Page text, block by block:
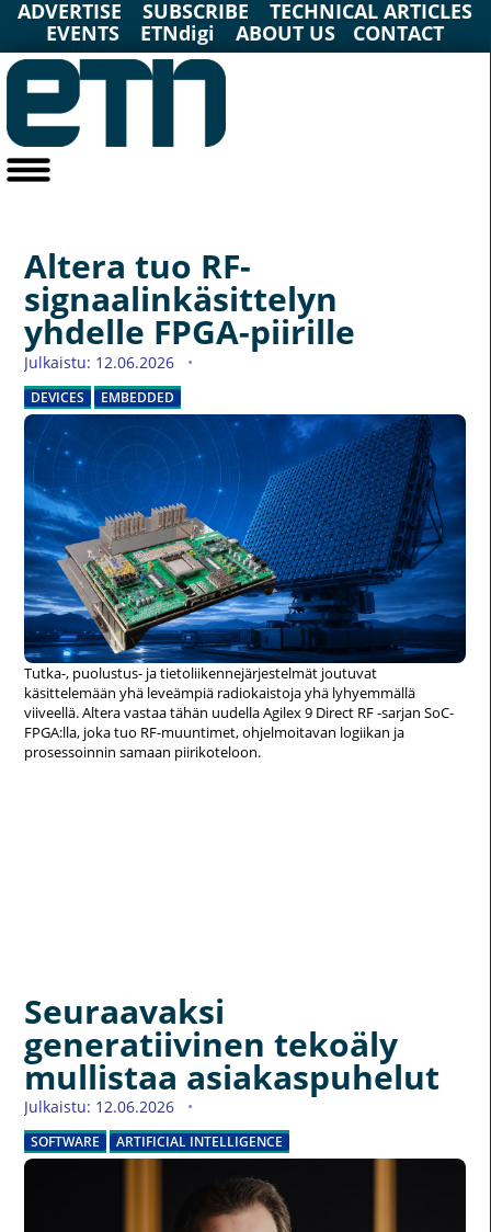
ADVERTISE SUBSCRIBE
TECHNICAL ARTICLES
EVENTS
ETNdigi ABOUT US CONTACT
Altera tuo RF-
signaalinkäsittelyn
yhdelle FPGA-piirille
Julkaistu: 12.06.2026
DEVICES EMBEDDED
Tutka-, puolustus- ja tietoliikennejärjestelmät joutuvat
käsittelemään yhä leveämpiä radiokaistoja yhä lyhyemmällä
viiveellä. Altera vastaa tähän uudella Agilex 9 Direct RF -sarjan SoC-
FPGA:lla, joka tuo RF-muuntimet, ohjelmoitavan logiikan ja
prosessoinnin samaan piirikoteloon.
Seuraavaksi
generatiivinen tekoäly
mullistaa asiakaspuhelut
Julkaistu: 12.06.2026
SOFTWARE ARTIFICIAL INTELLIGENCE